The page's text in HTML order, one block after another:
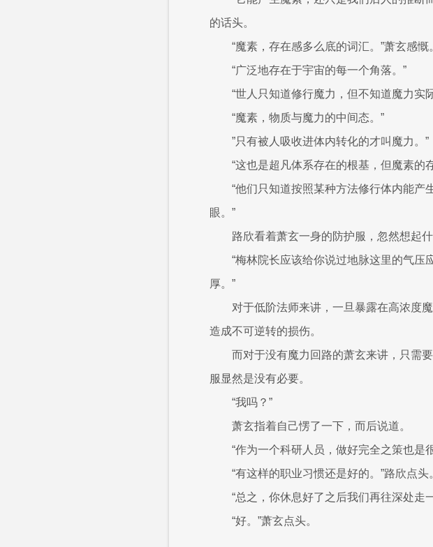
的话头。
“魔素，存在感多么底的词汇。”萧玄感慨
“广泛地存在于宇宙的每一个角落。”
“世人只知道修行魔力，但不知道魔力实
“魔素，物质与魔力的中间态。”
”只有被人吸收进体内转化的才叫魔力。”
“这也是超凡体系存在的根基，但魔素的
“他们只知道按照某种方法修行体内能
眼。”
路欣看着萧玄一身的防护服，忽然想起什
“梅林院长应该给你说过地脉这里的气压
厚。”
对于低阶法师来讲，一旦暴露在高浓度
造成不可逆转的损伤。
而对于没有魔力回路的萧玄来讲，只需
服显然是没有必要。
“我吗？”
萧玄指着自己愣了一下，而后说道。
“作为一个科研人员，做好完全之策也是
“有这样的职业习惯还是好的。”路欣点头
“总之，你休息好了之后我们再往深处走
“好。”萧玄点头。